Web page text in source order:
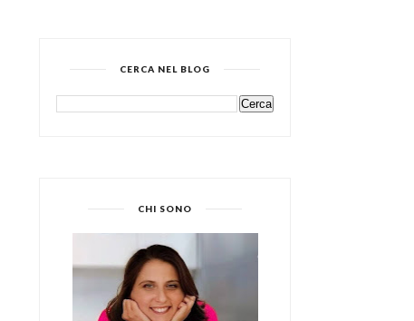
CERCA NEL BLOG
CHI SONO